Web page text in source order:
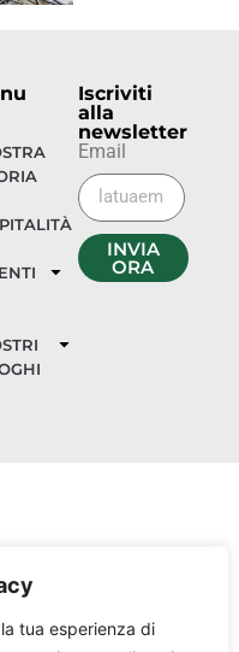
tua esperienza di
Iscriviti
alla
newsletter
Email
INVIA
ORA